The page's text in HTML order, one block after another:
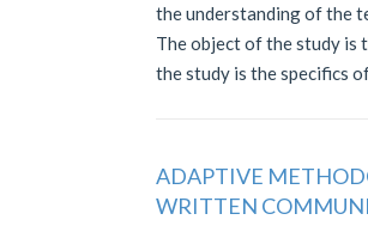
the understanding of the
The object of the study is
the study is the specifics
ADAPTIVE
WRITTEN